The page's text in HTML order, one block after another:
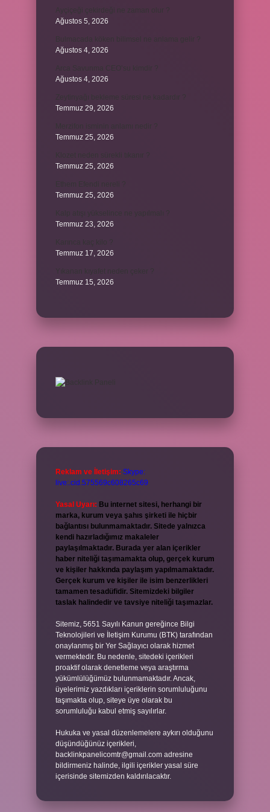
Ağustos 5, 2026
Ağustos 4, 2026
Ağustos 4, 2026
Temmuz 29, 2026
Temmuz 25, 2026
Temmuz 25, 2026
Temmuz 25, 2026
Temmuz 23, 2026
Temmuz 17, 2026
Temmuz 15, 2026
Reklam ve İletişim: Skype:
live:.cid.575569c608265c69
Yasal Uyarı: Bu internet sitesi, herhangi bir
marka, kurum veya şahıs şirketi ile hiçbir
bağlantısı bulunmamaktadır. Sitede yalnızca
kendi hazırladığımız makaleler
paylaşılmaktadır. Burada yer alan içerikler
haber niteliği taşımamakta olup, gerçek kurum
ve kişiler hakkında paylaşım yapılmamaktadır.
Gerçek kurum ve kişiler ile isim benzerlikleri
tamamen tesadüfidir. Sitemizdeki bilgiler
taslak halindedir ve tavsiye niteliği taşımazlar.
Sitemiz, 5651 Sayılı Kanun gereğince Bilgi
Teknolojileri ve İletişim Kurumu (BTK) tarafından
onaylanmış bir Yer Sağlayıcı olarak hizmet
vermektedir. Bu nedenle, sitedeki içerikleri
proaktif olarak denetleme veya araştırma
yükümlülüğümüz bulunmamaktadır. Ancak,
üyelerimiz yazdıkları içeriklerin sorumluluğunu
taşımakta olup, siteye üye olarak bu
sorumluluğu kabul etmiş sayılırlar.
Hukuka ve yasal düzenlemelere aykırı olduğunu
düşündüğünüz içerikleri,
backlinkpanelicomtr@gmail.com adresine
bildirmeniz halinde, ilgili içerikler yasal süre
içerisinde sitemizden kaldırılacaktır.